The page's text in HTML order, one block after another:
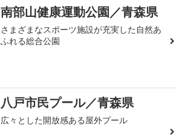
南部山健康運動公園／青森県
さまざまなスポーツ施設が充実した自然あ
ふれる総合公園
八戸市民プール／青森県
広々とした開放感ある屋外プール